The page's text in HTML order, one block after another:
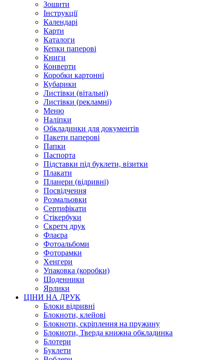
Зошити
Інструкції
Календарі
Карти
Каталоги
Кепки паперові
Книги
Конверти
Коробки картонні
Кубарики
Листівки (вітальні)
Листівки (рекламні)
Меню
Наліпки
Обкладинки для документів
Пакети паперові
Папки
Паспорта
Підставки під буклети, візитки
Плакати
Планери (відривні)
Посвідчення
Розмальовки
Сертифікати
Стікербуки
Скретч друк
Флаєра
Фотоальбоми
Фоторамки
Хенгери
Упаковка (коробки)
Щоденники
Ярлики
ЦІНИ НА ДРУК
Блоки відривні
Блокноти, клейові
Блокноти, скріплення на пружину
Блокноти, Тверда книжна обкладинка
Блотери
Буклети